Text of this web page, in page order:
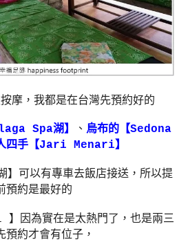
摩，我都是在台灣先預約好的
Spa湖】 、 烏布的【Sedona
四手【Jari Menari】
】可以有專車去飯店接送，所以提
預約是最好的
】因為實在是太熱門了，也是兩三
預約才會有位子，